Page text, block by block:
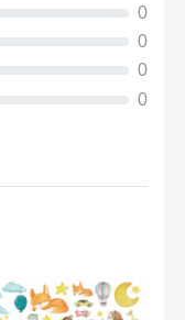
0
0
0
0